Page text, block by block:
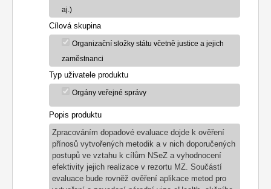
aj.)
Cílová skupina
Organizační složky státu včetně justice a jejich
zaměstnanci
Typ uživatele produktu
Orgány veřejné správy
Popis produktu
Zpracováním dopadové evaluace dojde k ověření
přínosů vytvořených metodik a v nich doporučených
postupů ve vztahu k cílům NSeZ a vyhodnocení
efektivity jejich realizace v rezortu MZ. Součástí
evaluace bude rovněž ověření aplikace metod pro